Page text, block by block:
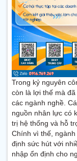
Trong kỷ nguyên
còn là lợi thế mà
các ngành nghề.
nguồn nhân lực có
trị hệ thống và hỗ
Chính vì thế,
định sức hút với
nhập ổn định cho